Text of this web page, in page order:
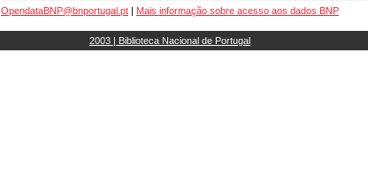
OpendataBNP@bnportugal.pt | Mais informação sobre acesso aos dados BNP
2003 | Biblioteca Nacional de Portugal